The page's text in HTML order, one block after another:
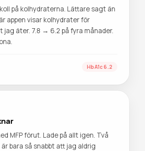
på kolhydraterna. Lättare sagt än
appen visar kolhydrater för
jag äter. 7.8 → 6.2 på fyra månader.
HbA1c 6.2
MFP förut. Lade på allt igen. Två
bara så snabbt att jag aldrig